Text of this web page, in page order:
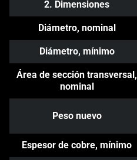
2. Dimensiones
Diámetro, nominal
Diámetro, mínimo
Área de sección transversal,
nominal
Peso nuevo
Espesor de cobre, mínimo